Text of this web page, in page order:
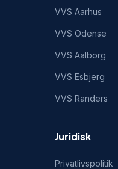
VVS Aarhus
VVS Odense
VVS Aalborg
VVS Esbjerg
VVS Randers
Juridisk
Privatlivspolitik